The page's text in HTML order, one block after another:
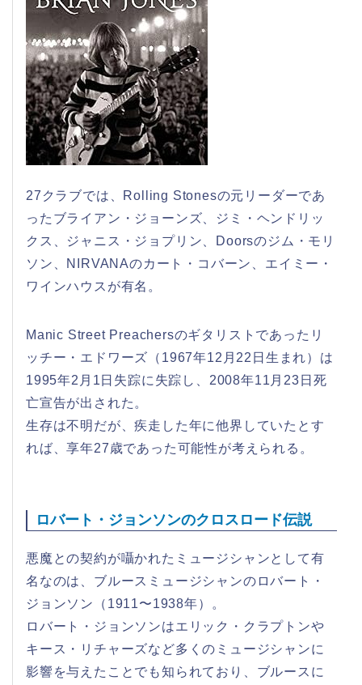
27クラブでは、Rolling Stonesの元リーダーであ
ったブライアン・ジョーンズ、ジミ・ヘンドリッ
クス、ジャニス・ジョプリン、Doorsのジム・モリ
ソン、NIRVANAのカート・コバーン、エイミー・
ワインハウスが有名。
Manic Street Preachersのギタリストであったリ
ッチー・エドワーズ（1967年12月22日生まれ）は
1995年2月1日失踪に失踪し、2008年11月23日死
亡宣告が出された。
生存は不明だが、疾走した年に他界していたとす
れば、享年27歳であった可能性が考えられる。
ロバート・ジョンソンのクロスロード伝説
悪魔との契約が囁かれたミュージシャンとして有
名なのは、ブルースミュージシャンのロバート・
ジョンソン（1911〜1938年）。
ロバート・ジョンソンはエリック・クラプトンや
キース・リチャーズなど多くのミュージシャンに
影響を与えたことでも知られており、ブルースに